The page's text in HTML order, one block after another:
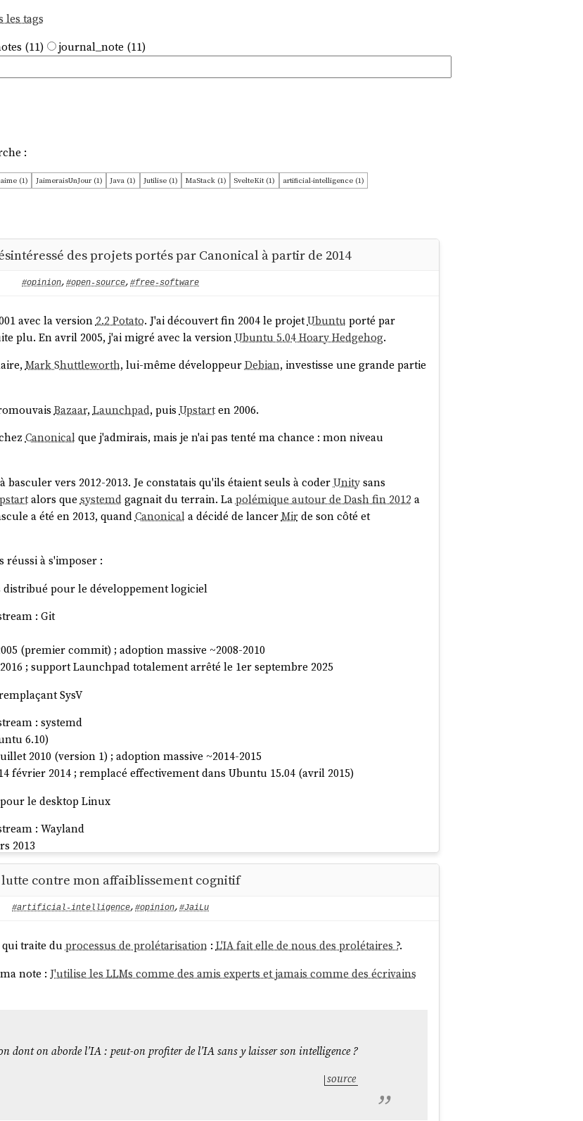
les tags
(11) journal_note (11)
:
(1) JaimeraisUnJour (1) Java (1) Jutilise (1) MaStack (1) SvelteKit (1)
artificial-intelligence (1)
des projets portés par Canonical à partir de 2014
#opinion, #open-source, #free-software
avec la version 2.2 Potato. J'ai découvert fin 2004 le projetUbuntu porté par
plu. En avril 2005, j'ai migré avec la versionUbuntu 5.04 Hoary Hedgehog.
Mark Shuttleworth, lui-même développeurDebian, investisse une grande partie
Bazaar, Launchpad, puis Upstarten 2006.
Canonicalque j'admirais, mais je n'ai pas tenté ma chance : mon niveau
basculer vers 2012-2013. Je constatais qu'ils étaient seuls à coderUnitysans
alors que systemdgagnait du terrain. Lapolémique autour de Dash fin 2012 a
a été en 2013, quandCanonicala décidé de lancerMirde son côté et
réussi à s'imposer :
pour le développement logiciel
: Git
(premier commit) ; adoption massive ~2008-2010
; support Launchpad totalement arrêté le 1er septembre 2025
SysV
: systemd
6.10)
2010 (version 1) ; adoption massive ~2014-2015
février 2014 ; remplacé effectivement dans Ubuntu 15.04 (avril 2015)
le desktop Linux
: Wayland
2013
2008 ; adoption par GNOME, KDE ~2015-2017
ensuite vers l'IoT/embarqué, toujours maintenu dans ce créneau)
Ubuntu
Netbook Edition, puis 11.04 desktop)
6 avril 2011 (GNOME 3.0)
Ubuntu Core/16.04)
2015 (sous le nom xdg-app), renommé mai 2016 ; adoption par Fedora ~2016-2018
contre mon affaiblissement cognitif
#artificial-intelligence, #opinion, #JaiLu
traite duprocessus de prolétarisation:L'IA fait elle de nous des prolétaires ?.
note : J'utilise les LLMs comme des amis experts et jamais comme des écrivains
dont on aborde l’IA : peut-on profiter de l’IA sans y laisser son intelligence ?
source